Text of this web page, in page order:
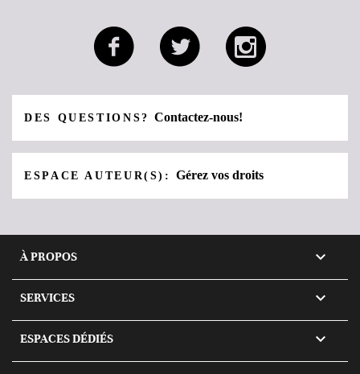
DES QUESTIONS?Contactez-nous!
ESPACE AUTEUR(S):Gérez vos droits
À PROPOS 
SERVICES 
ESPACES DÉDIÉS 